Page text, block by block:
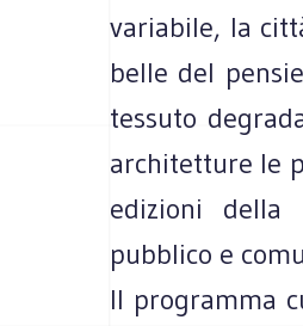
variabile, la
belle del
tessuto
architetture le
edizioni della
pubblico e
Il programma